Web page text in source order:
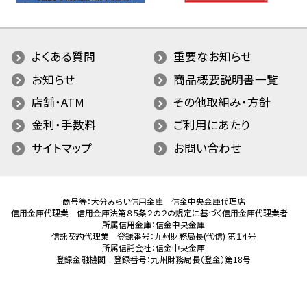
よくある質問
重要なお知らせ
お知らせ
商品概要説明書一覧
店舗・ATM
その他取組み・方針
金利・手数料
ご利用にあたり
サイトマップ
お問い合わせ
商号等：大分みらい信用金庫 信金中央金庫代理店
信用金庫代理業 信用金庫法第８５条２の２の規定に基づく信用金庫代理業者
所属信用金庫：信金中央金庫
信託契約代理業 登録番号：九州財務局長(代信) 第１４号
所属信託会社：信金中央金庫
登録金融機関 登録番号：九州財務局長（登金）第18号